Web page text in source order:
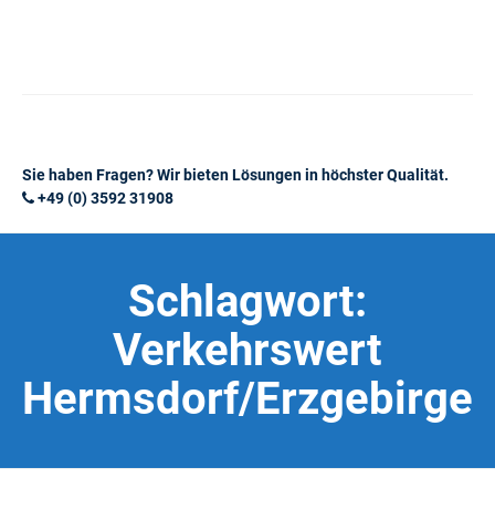
Sie haben Fragen? Wir bieten Lösungen in höchster Qualität.
+49 (0) 3592 31908
Schlagwort:
Verkehrswert
Hermsdorf/Erzgebirge